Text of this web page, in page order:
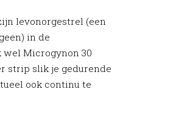
levonorgestrel (een
in de
wel Microgynon 30
strip slik je gedurende
ook continu te